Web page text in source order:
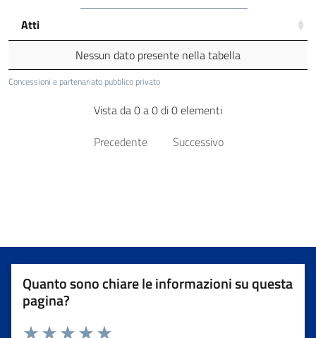
Concessioni e partenariato pubblico privato
Atti
Nessun dato presente nella tabella
Vista da 0 a 0 di 0 elementi
Precedente
Successivo
Quanto sono chiare le informazioni su questa
pagina?
Valuta da 1 a 5 stelle la pagina